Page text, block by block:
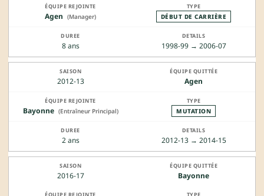
Agen (Manager) DÉBUT DE CARRIÈRE
8 ans 1998-99 → 2006-07
2012-13 Agen
Bayonne (Entraîneur Principal) MUTATION
2 ans 2012-13 → 2014-15
2016-17 Bayonne